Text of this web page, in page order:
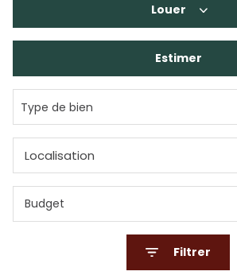
De l'immo pro
Louer
En saisonnier
Estimer
Type de bien
Localisation
Budget
Filtrer